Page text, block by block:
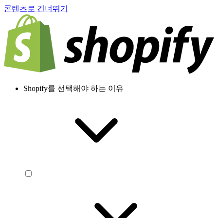
콘텐츠로 건너뛰기
Shopify를 선택해야 하는 이유